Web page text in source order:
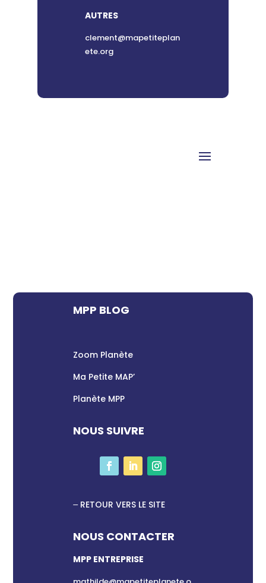
AUTRES
clement@mapetiteplan
ete.org
MPP BLOG
Zoom Planète
Ma Petite MAP’
Planète MPP
NOUS SUIVRE
RETOUR VERS LE SITE
NOUS CONTACTER
MPP ENTREPRISE